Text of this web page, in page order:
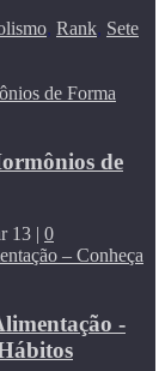
, Rank, Sete
de
13 | 0
-